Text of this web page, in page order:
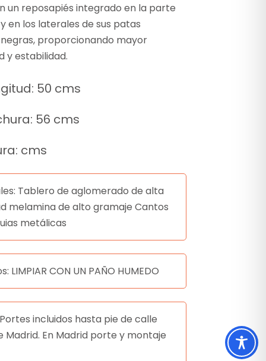
un reposapiés integrado en la parte
en los laterales de sus patas
proporcionando mayor
y estabilidad.
50 cms
56 cms
cms
Tablero de aglomerado de alta
melamina de alto gramaje Cantos
metálicas
LIMPIAR CON UN PAÑO HUMEDO
incluidos hasta pie de calle
Madrid. En Madrid porte y montaje